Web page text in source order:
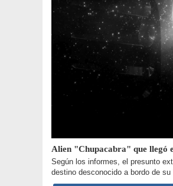
Alien "Chupacabra" que llegó
Según los informes, el presunto
destino desconocido a bordo de su